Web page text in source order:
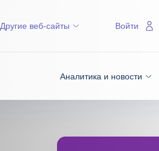
Аналитика и новости
Другие веб-сайты Войти